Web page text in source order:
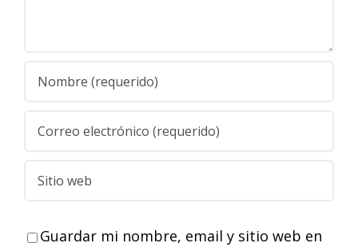
Guardar mi nombre, email y sitio web en